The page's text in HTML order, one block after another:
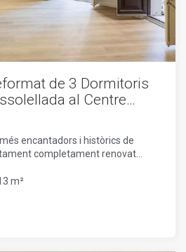
de 3 Dormitoris
al Centre
encantadors i històrics de
completament renovat
antic de la ciutat. Envoltat
encant i alguns dels millors
la zona reflecteix l'autèntic estil
m²